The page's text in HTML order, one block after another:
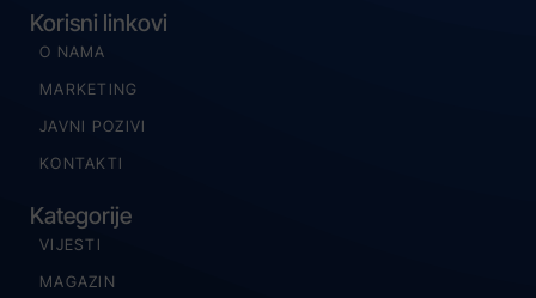
Korisni linkovi
O NAMA
MARKETING
JAVNI POZIVI
KONTAKTI
Kategorije
VIJESTI
MAGAZIN